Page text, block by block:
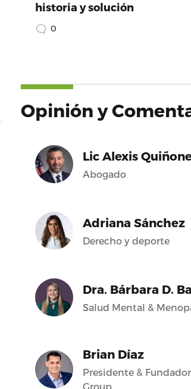
historia y solución
0
Opinión y
Lic Alexis
Abogado
Adriana Sánchez
Derecho y deporte
Dra. Bárbara D.
Salud Mental &
Brian Díaz
Presidente &
Group